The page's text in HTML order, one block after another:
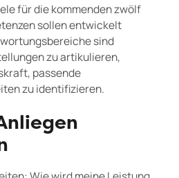
für die kommenden zwölf
sollen entwickelt
sind
zu artikulieren,
passende
zu identifizieren.